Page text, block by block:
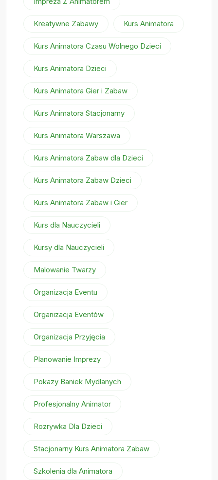
Kreatywne Zabawy Kurs Animatora
Kurs Animatora Czasu Wolnego Dzieci
Kurs Animatora Dzieci
Kurs Animatora Gier i Zabaw
Kurs Animatora Stacjonarny
Kurs Animatora Warszawa
Kurs Animatora Zabaw dla Dzieci
Kurs Animatora Zabaw Dzieci
Kurs Animatora Zabaw i Gier
Kurs dla Nauczycieli
Kursy dla Nauczycieli
Malowanie Twarzy
Organizacja Eventu
Organizacja Eventów
Organizacja Przyjęcia
Planowanie Imprezy
Pokazy Baniek Mydlanych
Profesjonalny Animator
Rozrywka Dla Dzieci
Stacjonarny Kurs Animatora Zabaw
Szkolenia dla Animatora